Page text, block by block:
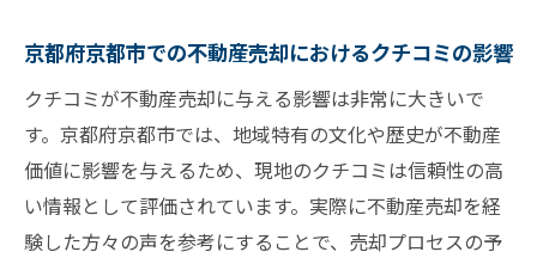
ミ戦略
京都府京都市での不動産売却におけるクチコミの影響
クチコミが不動産売却に与える影響は非常に大きいで
す。京都府京都市では、地域特有の文化や歴史が不動産
価値に影響を与えるため、現地のクチコミは信頼性の高
い情報として評価されています。実際に不動産売却を経
験した方々の声を参考にすることで、売却プロセスの予